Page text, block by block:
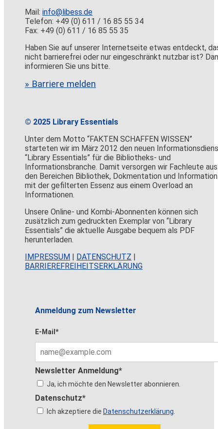
Mail:info@libess.de
Telefon: +49 (0) 611 / 16 85 55 34
Fax: +49 (0) 611 / 16 85 55 35
Haben Sie auf unserer Internetseite etwas entdeckt,
nicht barrierefrei oder nur eingeschränkt nutzbar ist?
informieren Sie uns bitte.
» Barriere melden
© 2025 Library Essentials
Unter dem Motto “FAKTEN SCHAFFEN WISSEN”
starteten wir im März 2012 den neuen
“Library Essentials” für die Bibliotheks- und
Informationsbranche. Damit versorgen wir Fachleute aus
den Bereichen Bibliothek, Dokmentation und Information
mit der gefilterten Essenz aus einem Overload an
Informationen.
Unsere Online- und Kombi-Abonnenten können sich
zusätzlich zum gedruckten Exemplar von “Library
Essentials” die aktuelle Ausgabe bequem als PDF
herunterladen.
IMPRESSUM | DATENSCHUTZ |
BARRIEREFREIHEITSERKLÄRUNG
Anmeldung zum Newsletter
E-Mail*
Newsletter Anmeldung*
Ja, ich möchte den Newsletter abonnieren.
Datenschutz*
Ich akzeptiere die Datenschutzerklärung